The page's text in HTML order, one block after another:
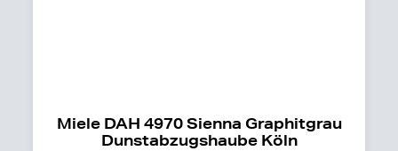
Miele DAH 4970 Sienna Graphitgrau
Dunstabzugshaube Köln